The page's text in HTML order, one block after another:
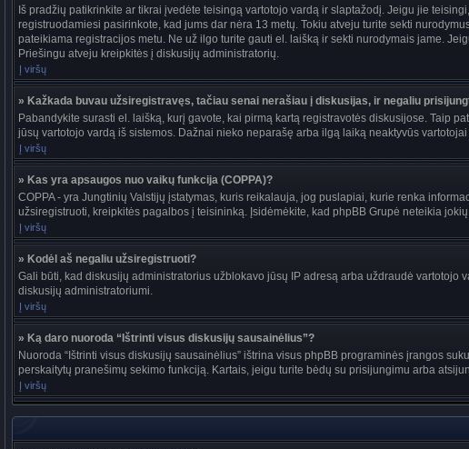
Iš pradžių patikrinkite ar tikrai įvedėte teisingą vartotojo vardą ir slaptažodį. Jeigu jie
registruodamiesi pasirinkote, kad jums dar nėra 13 metų. Tokiu atveju turite sekti
pateikiama registracijos metu. Ne už ilgo turite gauti el. laišką ir sekti nurodymais jame.
Priešingu atveju kreipkitės į diskusijų administratorių.
Į viršų
» Kažkada buvau užsiregistravęs, tačiau senai nerašiau į diskusijas, ir negaliu
Pabandykite surasti el. laišką, kurį gavote, kai pirmą kartą registravotės diskusijose. Taip
jūsų vartotojo vardą iš sistemos. Dažnai nieko neparašę arba ilgą laiką neaktyvūs
Į viršų
» Kas yra apsaugos nuo vaikų funkcija (COPPA)?
COPPA - yra Jungtinių Valstijų įstatymas, kuris reikalauja, jog puslapiai, kurie renka
užsiregistruoti, kreipkitės pagalbos į teisininką. Įsidėmėkite, kad phpBB Grupė neteikia
Į viršų
» Kodėl aš negaliu užsiregistruoti?
Gali būti, kad diskusijų administratorius užblokavo jūsų IP adresą arba uždraudė
diskusijų administratoriumi.
Į viršų
» Ką daro nuoroda “Ištrinti visus diskusijų sausainėlius”?
Nuoroda “Ištrinti visus diskusijų sausainėlius” ištrina visus phpBB programinės įrangos
perskaitytų pranešimų sekimo funkciją. Kartais, jeigu turite bėdų su prisijungimu arba
Į viršų